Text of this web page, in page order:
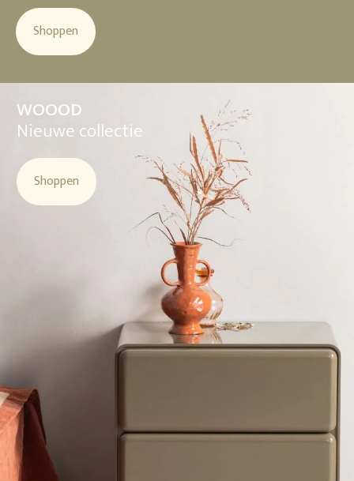
Shoppen
WOOOD
Nieuwe collectie
Shoppen